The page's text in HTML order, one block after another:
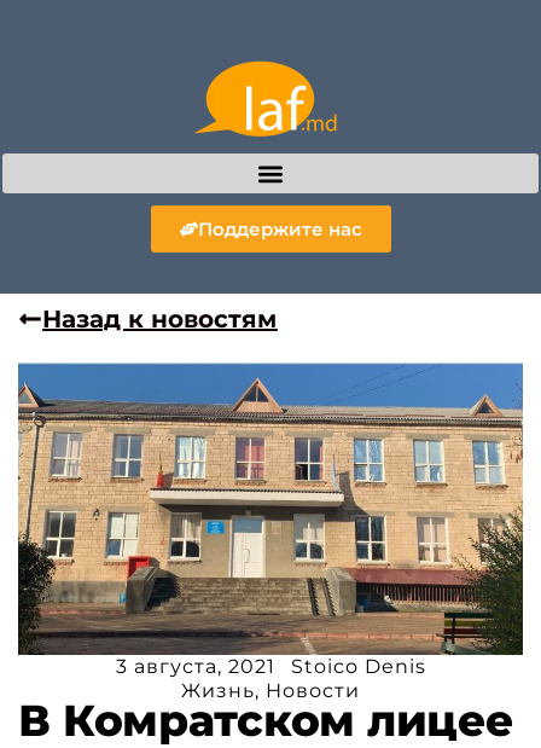
Поддержите нас
Назад к новостям
3 августа, 2021
Stoico Denis
Жизнь, Новости
В Комратском лицее